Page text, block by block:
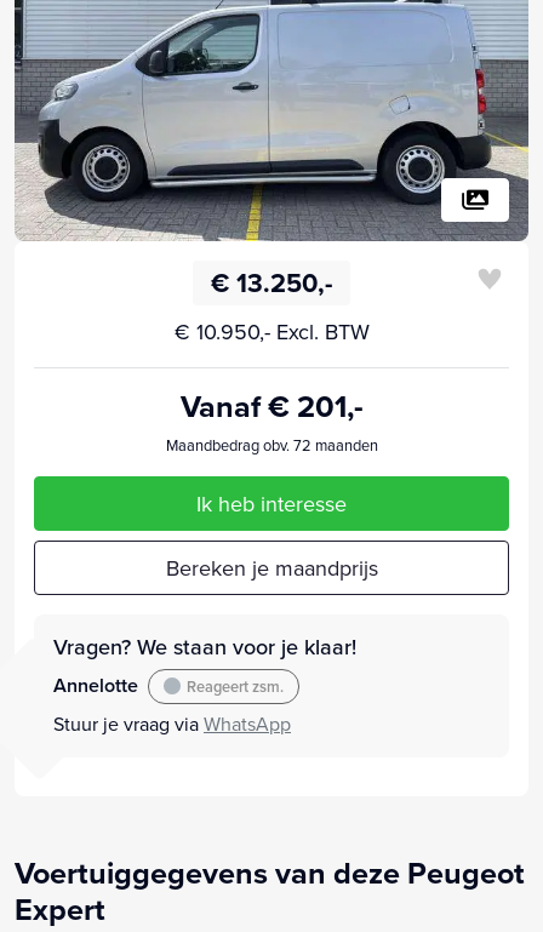
€ 13.250,-
€ 10.950,- Excl. BTW
Vanaf € 201,-
Maandbedrag obv. 72 maanden
Ik heb interesse
Bereken je maandprijs
Vragen? We staan voor je klaar!
Annelotte Reageert zsm.
Stuur je vraag viaWhatsApp
Voertuiggegevens van deze Peugeot
Expert